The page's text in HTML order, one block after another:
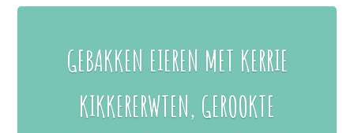
GEBAKKEN EIEREN MET KERRIE
KIKKERERWTEN, GEROOKTE